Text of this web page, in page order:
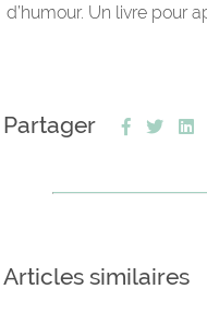
d’humour. Un livre pour
Partager
Articles similaires